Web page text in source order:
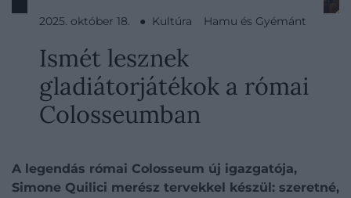
2025. október 18. ● Kultúra Hamu és Gyémánt
Ismét lesznek
gladiátorjátékok a római
Colosseumban
A legendás római Colosseum új igazgatója,
Simone Quilici merész tervekkel készül: szeretné,